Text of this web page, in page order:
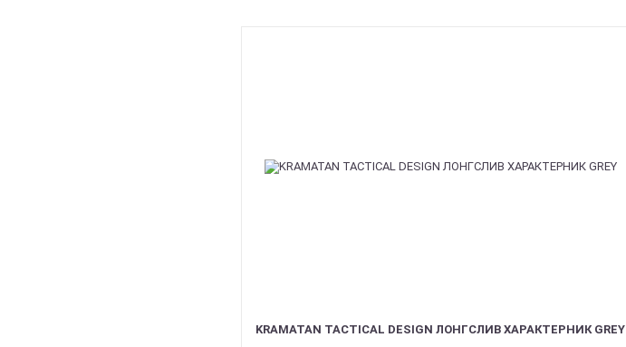
KRAMATAN TACTICAL DESIGN ЛОНГСЛИВ ХАРАКТЕРНИК GREY